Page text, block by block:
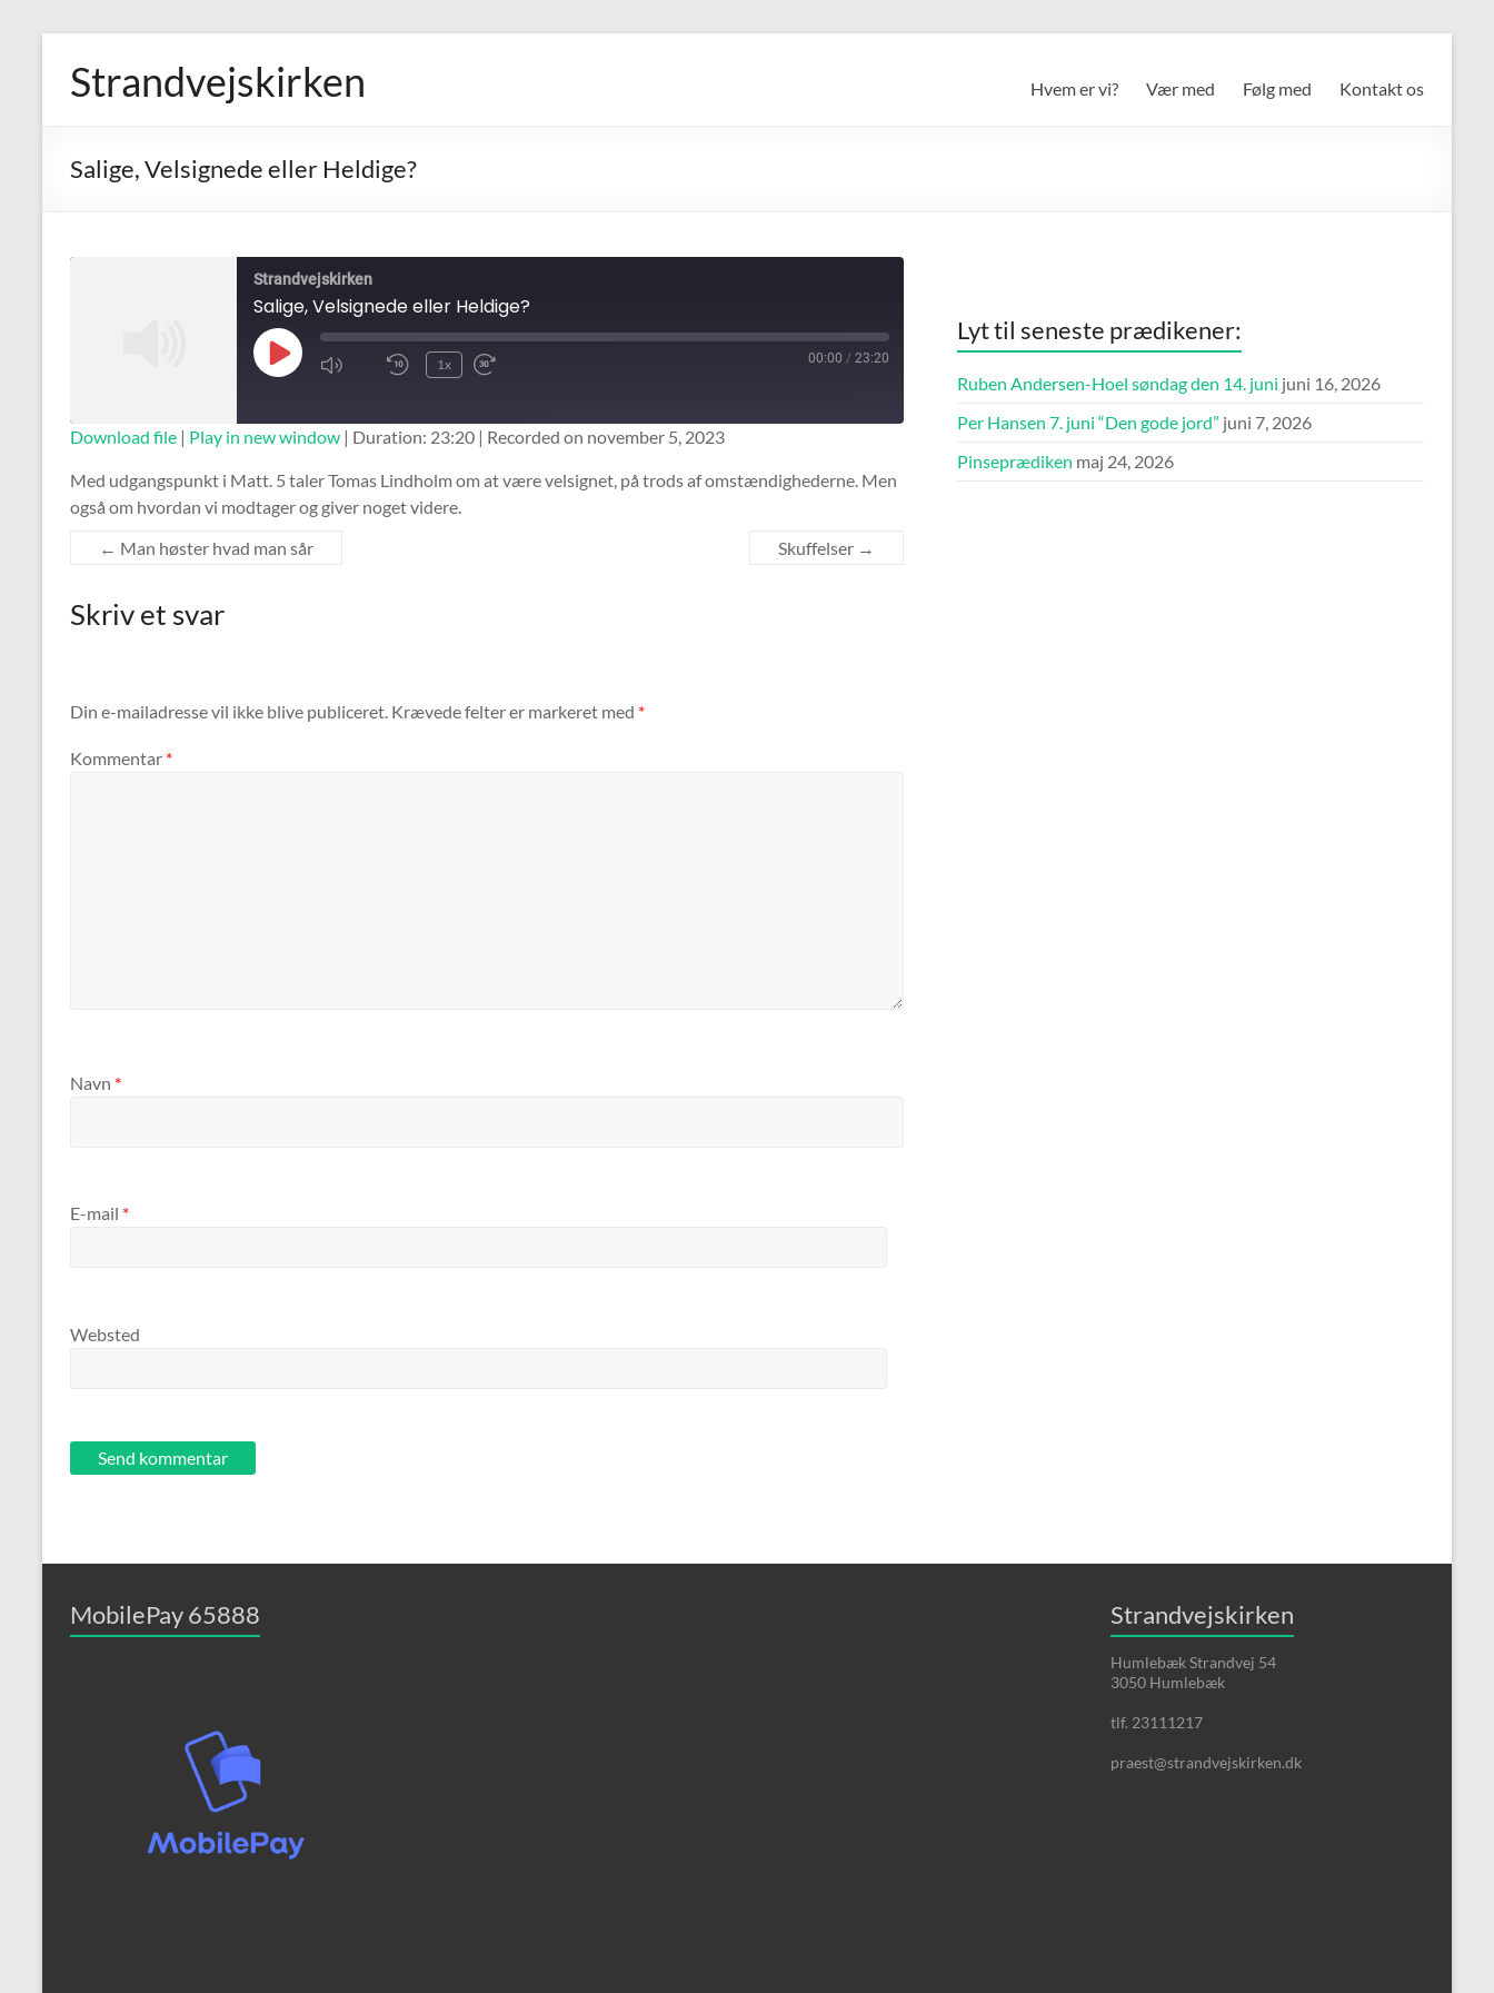
content
Strandvejskirken Hvem er vi? Vær med Følg med Kontakt os
Salige, Velsignede eller Heldige?
Strandvejskirken
Salige, Velsignede eller Heldige?
Play
Episode
Mute/Unmute
Rewind
Seconds
1x
10
seconds
00:00 / 23:20
SUBSCRIBE SHARE
RSS FEED
EMBED
Download file | Play in new window | Duration: 23:20 | Recorded on november 5, 2023
Med udgangspunkt i Matt. 5 taler Tomas Lindholm om at være velsignet, på trods af omstændighederne. Men
også om hvordan vi modtager og giver noget videre.
← Man høster hvad man sår Skuffelser →
Skriv et svar
Din e-mailadresse vil ikke blive publiceret. Krævede felter er markeret med *
Kommentar *
Navn *
E-mail *
Websted
Lyt til seneste prædikener:
Ruben Andersen-Hoel søndag den 14. juni juni 16, 2026
Per Hansen 7. juni “Den gode jord” juni 7, 2026
Pinseprædiken maj 24, 2026
MobilePay 65888 Strandvejskirken
Humlebæk Strandvej 54
3050 Humlebæk
tlf. 23111217
praest@strandvejskirken.dk